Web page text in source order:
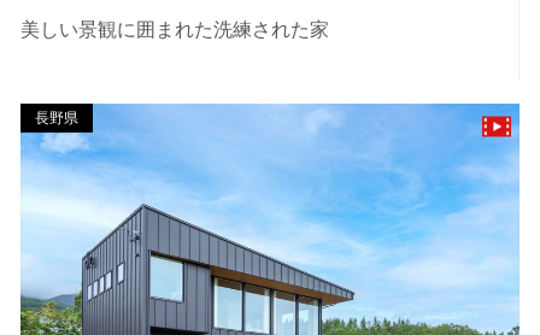
美しい景観に囲まれた洗練された家
長野県